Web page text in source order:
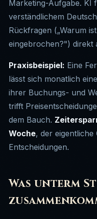
Marketing-Aufgabe. KI
verständlichem
Rückfragen („Warum
eingebrochen?") direkt
Praxisbeispiel: Eine
lässt sich monatlich
ihrer Buchungs- und
trifft
dem Bauch.
Woche, der eigentliche
Entscheidungen.
Was unterm